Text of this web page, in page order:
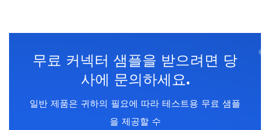
무료 커넥터 샘플을 받으려면 당
사에 문의하세요.
일반 제품은 귀하의 필요에 따라 테스트용 무료 샘플
을 제공할 수